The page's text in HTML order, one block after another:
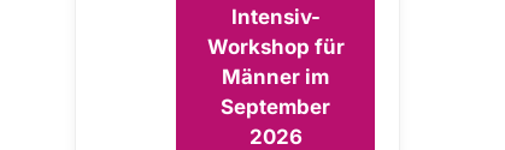
Intensiv-
Workshop für
Männer im
September
2026